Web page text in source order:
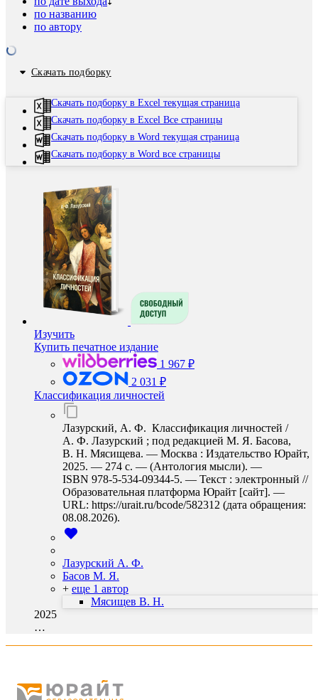
по названию
по автору
Скачать подборку
Скачать подборку в Excel текущая страница
Скачать подборку в Excel Все страницы
Скачать подборку в Word текущая страница
Скачать подборку в Word все страницы
Изучить
Купить печатное издание
1 967 ₽
2 031 ₽
Классификация личностей
Лазурский, А. Ф. Классификация личностей /
А. Ф. Лазурский ; под редакцией М. Я. Басова,
В. Н. Мясищева. — Москва : Издательство Юрайт,
2025. — 274 с. — (Антология мысли). —
ISBN 978-5-534-09344-5. — Текст : электронный //
Образовательная платформа Юрайт [сайт]. —
URL: https://urait.ru/bcode/582312 (дата обращения:
08.08.2026).
Лазурский А. Ф.
Басов М. Я.
+ еще 1 автор
Мясищев В. Н.
2025
…